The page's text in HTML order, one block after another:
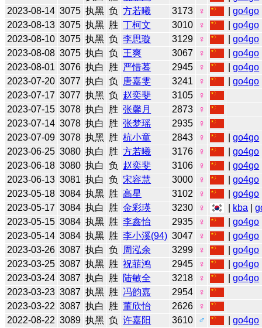
2023-08-14 3075 执黑 负 方若曦 3173 ♀ |go4go
2023-08-13 3075 执黑 胜 丁柯文 3010 ♀ |go4go
2023-08-10 3075 执黑 负 李思璇 3129 ♀ |go4go
2023-08-08 3075 执白 负 王爽 3067 ♀ |go4go
2023-08-01 3076 执白 胜 严惜蓦 2945 ♀ |go4go
2023-07-20 3077 执白 负 唐嘉雯 3241 ♀ |go4go
2023-07-17 3077 执黑 负 赵奕斐 3105
♀
2023-07-15 3078 执白 胜 张馨月 2873
♀
2023-07-14 3078 执白 胜 张梦瑶 2935
♀
2023-07-09 3078 执黑 胜 杭小童 2843 ♀ |go4go
2023-06-25 3080 执白 胜 方若曦 3176 ♀ |go4go
2023-06-18 3080 执白 负 赵奕斐 3106 ♀ |go4go
2023-06-13 3081 执白 负 宋容慧 3000 ♀ |go4go
2023-05-18 3084 执黑 胜 高星 3102 ♀ |go4go
2023-05-17 3084 执白 胜 金彩瑛 3230 ♀ kba |
2023-05-15 3084 执黑 胜 李鑫怡 2935 ♀ |go4go
2023-05-14 3084 执黑 胜 李小溪(94) 3047 ♀ |go4go
2023-03-26 3087 执白 负 周泓余 3299 ♀ |go4go
2023-03-25 3087 执黑 胜 祝菲鸿 2945 ♀ |go4go
2023-03-24 3087 执白 胜 陆敏全 3218 ♀ |go4go
2023-03-23 3087 执黑 胜 冯韵嘉 2954
♀
2023-03-22 3087 执白 胜 董欣怡 2626
♀
2022-08-22 3089 执黑 负 许嘉阳 3610 ♂ |go4go